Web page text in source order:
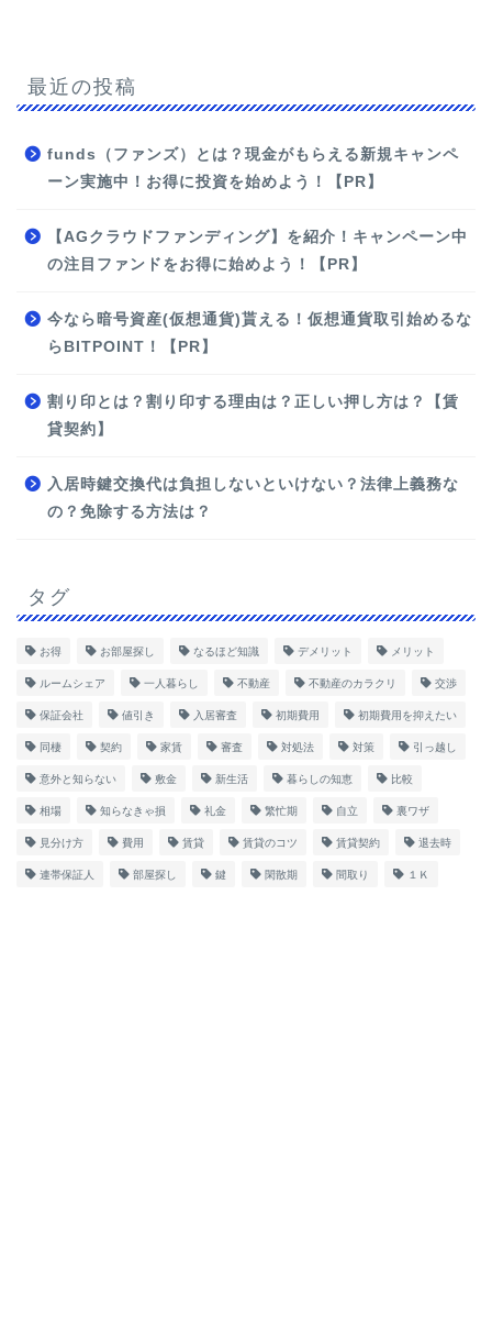
最近の投稿
funds（ファンズ）とは？現金がもらえる新規キャンペ
ーン実施中！お得に投資を始めよう！【PR】
【AGクラウドファンディング】を紹介！キャンペーン中
の注目ファンドをお得に始めよう！【PR】
今なら暗号資産(仮想通貨)貰える！仮想通貨取引始めるな
らBITPOINT！【PR】
割り印とは？割り印する理由は？正しい押し方は？【賃
貸契約】
入居時鍵交換代は負担しないといけない？法律上義務な
の？免除する方法は？
タグ
お得 お部屋探し なるほど知識 デメリット メリット
ルームシェア 一人暮らし 不動産 不動産のカラクリ 交渉
保証会社 値引き 入居審査 初期費用 初期費用を抑えたい
同棲 契約 家賃 審査 対処法 対策 引っ越し
意外と知らない 敷金 新生活 暮らしの知恵 比較
相場 知らなきゃ損 礼金 繁忙期 自立 裏ワザ
見分け方 費用 賃貸 賃貸のコツ 賃貸契約 退去時
連帯保証人 部屋探し 鍵 閑散期 間取り １Ｋ